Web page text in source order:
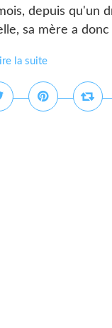
depuis qu'un
sa mère a donc
la suite